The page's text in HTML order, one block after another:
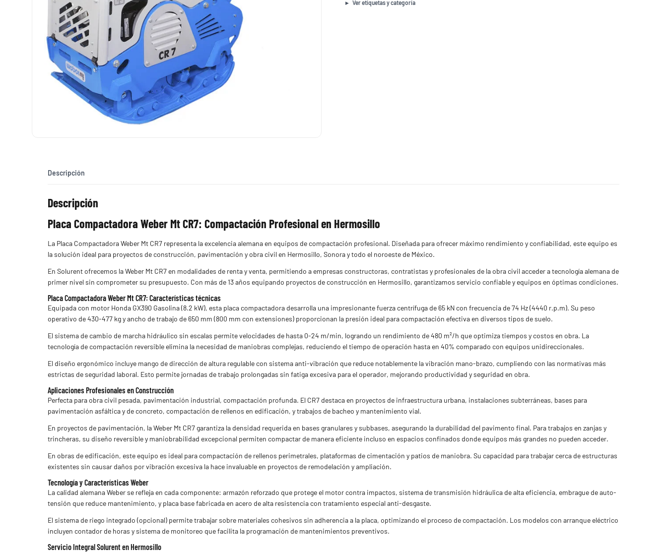
Mt Ver etiquetas y categoría
Descripción
Descripción
Placa Compactadora Weber Mt CR7: Compactación Profesional en Hermosillo
La Placa Compactadora Weber Mt CR7 representa la excelencia alemana en equipos de compactación profesional. Diseñada para ofrecer máximo rendimiento y confiabilidad, este equipo es
la solución ideal para proyectos de construcción, pavimentación y obra civil en Hermosillo, Sonora y todo el noroeste de México.
En Solurent ofrecemos la Weber Mt CR7 en modalidades de renta y venta, permitiendo a empresas constructoras, contratistas y profesionales de la obra civil acceder a tecnología alemana de
primer nivel sin comprometer su presupuesto. Con más de 13 años equipando proyectos de construcción en Hermosillo, garantizamos servicio confiable y equipos en óptimas condiciones.
Placa Compactadora Weber Mt CR7: Características técnicas
Equipada con motor Honda GX390 Gasolina (8.2 kW), esta placa compactadora desarrolla una impresionante fuerza centrífuga de 65 kN con frecuencia de 74 Hz (4440 r.p.m). Su peso
operativo de 430-477 kg y ancho de trabajo de 650 mm (800 mm con extensiones) proporcionan la presión ideal para compactación efectiva en diversos tipos de suelo.
El sistema de cambio de marcha hidráulico sin escalas permite velocidades de hasta 0-24 m/min, logrando un rendimiento de 480 m²/h que optimiza tiempos y costos en obra. La
tecnología de compactación reversible elimina la necesidad de maniobras complejas, reduciendo el tiempo de operación hasta en 40% comparado con equipos unidireccionales.
El diseño ergonómico incluye mango de dirección de altura regulable con sistema anti-vibración que reduce notablemente la vibración mano-brazo, cumpliendo con las normativas más
estrictas de seguridad laboral. Esto permite jornadas de trabajo prolongadas sin fatiga excesiva para el operador, mejorando productividad y seguridad en obra.
Aplicaciones Profesionales en Construcción
Perfecta para obra civil pesada, pavimentación industrial, compactación profunda. El CR7 destaca en proyectos de infraestructura urbana, instalaciones subterráneas, bases para
pavimentación asfáltica y de concreto, compactación de rellenos en edificación, y trabajos de bacheo y mantenimiento vial.
En proyectos de pavimentación, la Weber Mt CR7 garantiza la densidad requerida en bases granulares y subbases, asegurando la durabilidad del pavimento final. Para trabajos en zanjas y
trincheras, su diseño reversible y maniobrabilidad excepcional permiten compactar de manera eficiente incluso en espacios confinados donde equipos más grandes no pueden acceder.
En obras de edificación, este equipo es ideal para compactación de rellenos perimetrales, plataformas de cimentación y patios de maniobra. Su capacidad para trabajar cerca de estructuras
existentes sin causar daños por vibración excesiva la hace invaluable en proyectos de remodelación y ampliación.
Tecnología y Características Weber
La calidad alemana Weber se refleja en cada componente: armazón reforzado que protege el motor contra impactos, sistema de transmisión hidráulica de alta eficiencia, embrague de auto-
tensión que reduce mantenimiento, y placa base fabricada en acero de alta resistencia con tratamiento especial anti-desgaste.
El sistema de riego integrado (opcional) permite trabajar sobre materiales cohesivos sin adherencia a la placa, optimizando el proceso de compactación. Los modelos con arranque eléctrico
incluyen contador de horas y sistema de monitoreo que facilita la programación de mantenimientos preventivos.
Servicio Integral Solurent en Hermosillo